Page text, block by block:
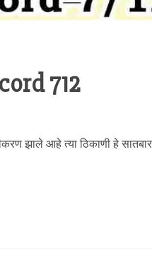
712
झाले आहे त्या ठिकाणी हे